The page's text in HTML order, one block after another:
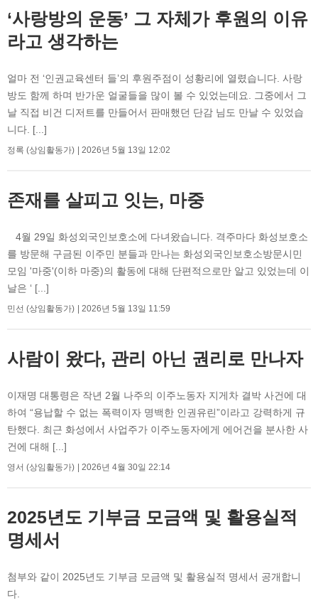
‘사랑방의 운동’ 그 자체가 후원의 이유
라고 생각하는
얼마 전 ‘인권교육센터 들’의 후원주점이 성황리에 열렸습니다. 사랑
방도 함께 하며 반가운 얼굴들을 많이 볼 수 있었는데요. 그중에서 그
날 직접 비건 디저트를 만들어서 판매했던 단감 님도 만날 수 있었습
니다. [...]
정록 (상임활동가) 2026년 5월 13일 12:02
존재를 살피고 잇는, 마중
4월 29일 화성외국인보호소에 다녀왔습니다. 격주마다 화성보호소
를 방문해 구금된 이주민 분들과 만나는 화성외국인보호소방문시민
모임 '마중'(이하 마중)의 활동에 대해 단편적으로만 알고 있었는데 이
날은 ‘ [...]
민선 (상임활동가) 2026년 5월 13일 11:59
사람이 왔다, 관리 아닌 권리로 만나자
이재명 대통령은 작년 2월 나주의 이주노동자 지게차 결박 사건에 대
하여 “용납할 수 없는 폭력이자 명백한 인권유린”이라고 강력하게 규
탄했다. 최근 화성에서 사업주가 이주노동자에게 에어건을 분사한 사
건에 대해 [...]
영서 (상임활동가) 2026년 4월 30일 22:14
2025년도 기부금 모금액 및 활용실적
명세서
첨부와 같이 2025년도 기부금 모금액 및 활용실적 명세서 공개합니
다.